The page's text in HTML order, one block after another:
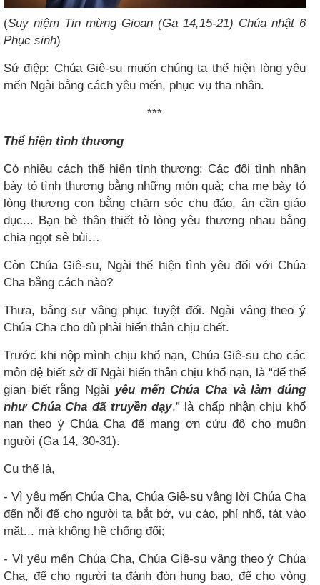
(Suy niệm Tin mừng Gioan (Ga 14,15-21) Chúa nhật 6
Phục sinh)
Sứ điệp: Chúa Giê-su muốn chúng ta thể hiện lòng yêu
mến Ngài bằng cách yêu mến, phục vụ tha nhân.
***
Thể hiện tình thương
Có nhiều cách thể hiện tình thương: Các đôi tình nhân
bày tỏ tình thương bằng những món quà; cha mẹ bày tỏ
lòng thương con bằng chăm sóc chu đáo, ân cần giáo
dục... Bạn bè thân thiết tỏ lòng yêu thương nhau bằng
chia ngọt sẻ bùi…
Còn Chúa Giê-su, Ngài thể hiện tình yêu đối với Chúa
Cha bằng cách nào?
Thưa, bằng sự vâng phục tuyệt đối. Ngài vâng theo ý
Chúa Cha cho dù phải hiến thân chịu chết.
Trước khi nộp mình chịu khổ nạn, Chúa Giê-su cho các
môn đệ biết sở dĩ Ngài hiến thân chịu khổ nạn, là “để thế
gian biết rằng Ngài yêu mến Chúa Cha và làm đúng
như Chúa Cha đã truyền dạy,” là chấp nhận chịu khổ
nạn theo ý Chúa Cha để mang ơn cứu độ cho muôn
người (Ga 14, 30-31).
Cụ thể là,
- Vì yêu mến Chúa Cha, Chúa Giê-su vâng lời Chúa Cha
đến nỗi để cho người ta bắt bớ, vu cáo, phỉ nhổ, tát vào
mặt... mà không hề chống đối;
- Vì yêu mến Chúa Cha, Chúa Giê-su vâng theo ý Chúa
Cha, để cho người ta đánh đòn hung bạo, để cho vòng